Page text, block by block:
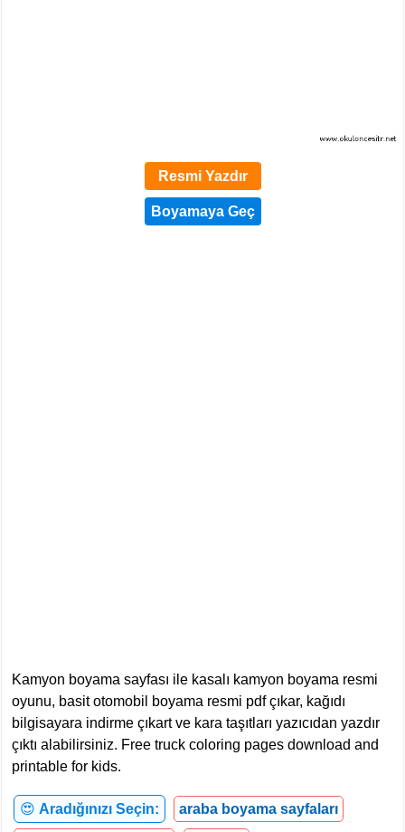
Resmi Yazdır
Kamyon boyama sayfası ile kasalı kamyon boyama resmi
oyunu, basit otomobil boyama resmi pdf çıkar, kağıdı
bilgisayara indirme çıkart ve kara taşıtları yazıcıdan yazdır
çıktı alabilirsiniz. Free truck coloring pages download and
printable for kids.
😍 Aradığınızı Seçin: araba boyama sayfaları